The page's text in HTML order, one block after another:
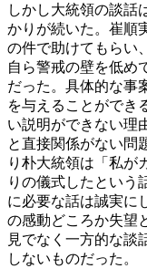
しかし大統領の談話
かりが続いた。崔順
の件で助けてもらい
自ら警戒の壁を低め
だった。具体的な事
を与えることができ
い説明ができない理
と直接関係がない問
り朴大統領は「私が
りの儀式したという
に必要な話は誠実に
の感動どころか失望
見でなく一方的な談
しないものだった。